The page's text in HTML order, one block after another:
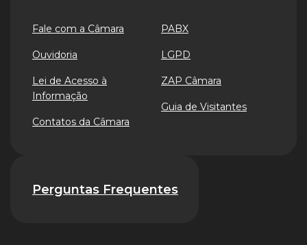
Fale com a Câmara
Ouvidoria
Lei de Acesso à
Informação
Contatos da Câmara
PABX
LGPD
ZAP Câmara
Guia de Visitantes
Perguntas Frequentes